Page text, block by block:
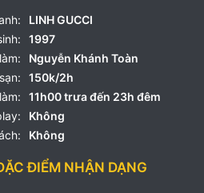
LINH GUCCI
1997
Nguyễn Khánh Toàn
150k/2h
11h00 trưa đến 23h đêm
Không
Không
ĐIỂM NHẬN DẠNG